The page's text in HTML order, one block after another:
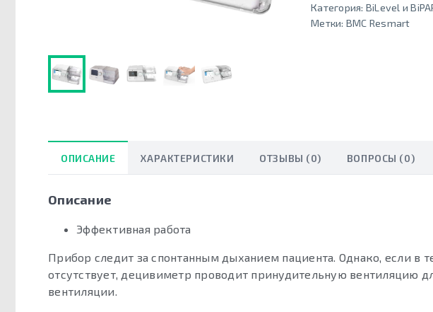
Категория: BiLevel и
Метки: BMC Resmart
ОПИСАНИЕ ХАРАКТЕРИСТИКИ ОТЗЫВЫ (0) ВОПРОСЫ (0)
Описание
Эффективная работа
Прибор следит за спонтанным дыханием пациента. Однако, если в
отсутствует, децивиметр проводит принудительную вентиляцию
вентиляции.